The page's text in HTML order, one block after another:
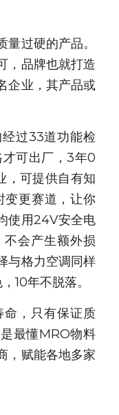
过硬的产品。
，品牌也就打造
企业，其产品或
过33道功能检
可出厂，3年0
，可提供自有知
变更赛道，让你
使用24V安全电
会产生额外损
与格力空调同样
10年不脱落。
，只有保证质
最懂MRO物料
，赋能各地多家